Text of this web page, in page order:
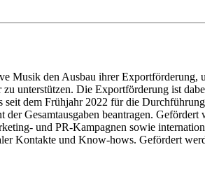
Musik den Ausbau ihrer
unterstützen. Die Exportförderung ist
dem Frühjahr 2022 für die
Gesamtausgaben beantragen.
und PR-Kampagnen sowie
Kontakte und Know-hows. Gefördert